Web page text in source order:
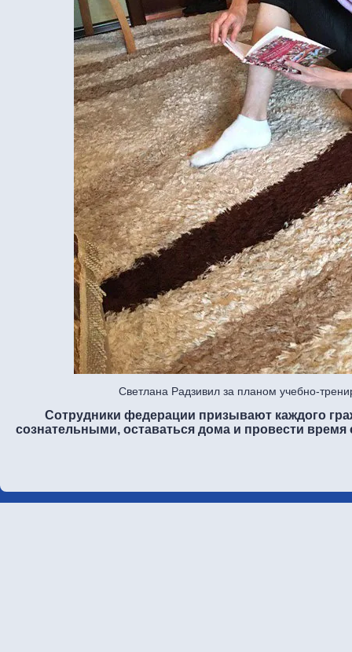
Светлана Радзивил за планом учебно-
Сотрудники федерации призывают каждого
сознательными, оставаться дома и провести время